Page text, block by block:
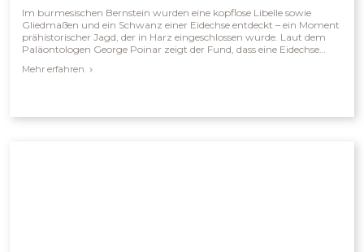
Im burmesischen Bernstein wurden eine kopflose Libelle sowie
Gliedmaßen und ein Schwanz einer Eidechse entdeckt – ein Moment
prähistorischer Jagd, der in Harz eingeschlossen wurde. Laut dem
Paläontologen George Poinar zeigt der Fund, dass eine Eidechse
gefangen wurden. Diese Entdeckung verdeutlicht, dass sich das
Mehr erfahren